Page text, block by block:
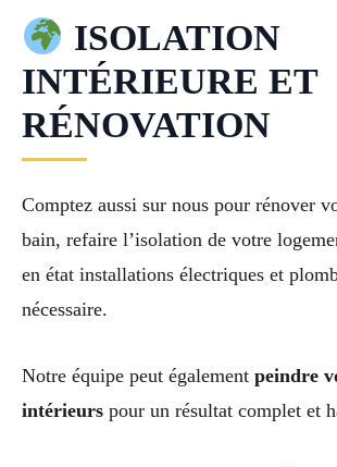
ISOLATION
INTÉRIEURE ET
RÉNOVATION
Comptez aussi sur nous pour rénover
bain, refaire l’isolation de votre
en état installations électriques et
nécessaire.
Notre équipe peut également peindre
intérieurs pour un résultat complet et